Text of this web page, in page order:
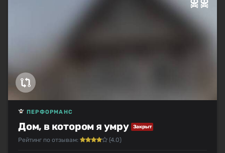
Дом, в котором я умру Закрыт
ПЕРФОРМАНС
Рейтинг по отзывам: (4.0)